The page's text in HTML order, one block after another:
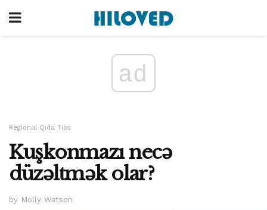
ad
Regional Qida Tips
Kuşkonmazı necə
düzəltmək olar?
by Molly Watson